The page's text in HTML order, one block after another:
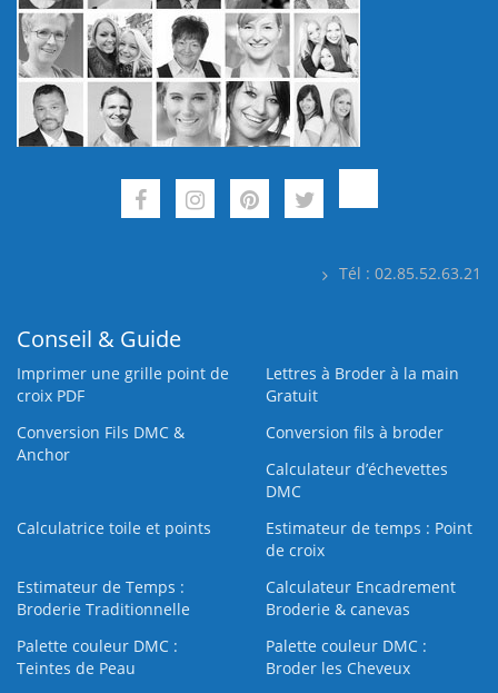
Tél : 02.85.52.63.21
Conseil & Guide
Imprimer une grille point de
croix PDF
Lettres à Broder à la main
Gratuit
Conversion Fils DMC &
Anchor
Conversion fils à broder
Calculateur d’échevettes
DMC
Calculatrice toile et points
Estimateur de temps : Point
de croix
Estimateur de Temps :
Broderie Traditionnelle
Calculateur Encadrement
Broderie & canevas
Palette couleur DMC :
Teintes de Peau
Palette couleur DMC :
Broder les Cheveux